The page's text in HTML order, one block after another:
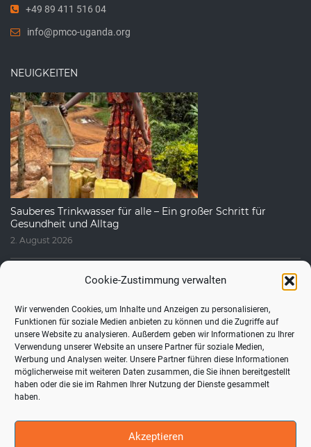
Cookie-Zustimmung verwalten
Wir verwenden Cookies, um Inhalte und Anzeigen zu personalisieren,
Funktionen für soziale Medien anbieten zu können und die Zugriffe auf
unsere Website zu analysieren. Außerdem geben wir Informationen zu Ihrer
Verwendung unserer Website an unsere Partner für soziale Medien,
Werbung und Analysen weiter. Unsere Partner führen diese Informationen
möglicherweise mit weiteren Daten zusammen, die Sie ihnen bereitgestellt
haben oder die sie im Rahmen Ihrer Nutzung der Dienste gesammelt
haben.
Akzeptieren
+49 89 411 516 04
info@pmco-uganda.org
NEUIGKEITEN
Sauberes Trinkwasser für alle – Ein großer Schritt für
Gesundheit und Alltag
2. August 2026
Fragen, die uns häufig gestellt werden